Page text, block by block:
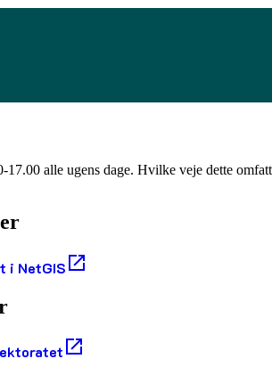
alle ugens dage. Hvilke veje dette
i NetGIS